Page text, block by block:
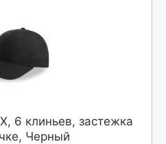
6 клиньев, застежка
Черный